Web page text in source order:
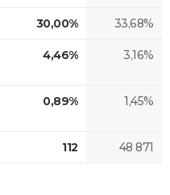
30,00% 33,68%
4,46% 3,16%
0,89% 1,45%
112 48 871